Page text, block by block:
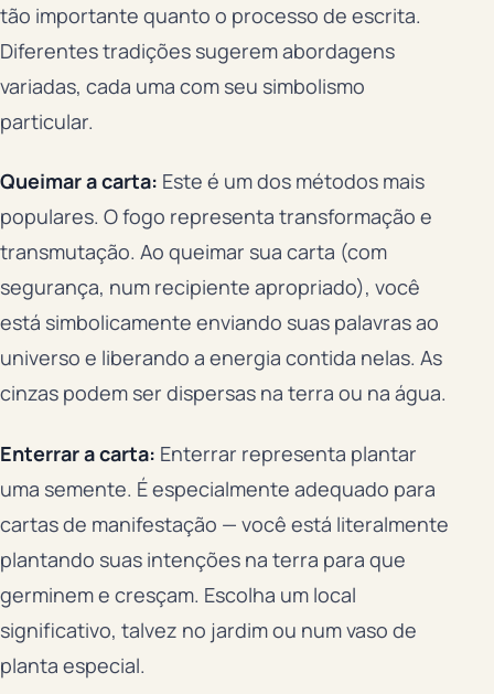
tão importante quanto o processo de escrita.
Diferentes tradições sugerem abordagens
variadas, cada uma com seu simbolismo
particular.
Queimar a carta: Este é um dos métodos mais
populares. O fogo representa transformação e
transmutação. Ao queimar sua carta (com
segurança, num recipiente apropriado), você
está simbolicamente enviando suas palavras ao
universo e liberando a energia contida nelas. As
cinzas podem ser dispersas na terra ou na água.
Enterrar a carta: Enterrar representa plantar
uma semente. É especialmente adequado para
cartas de manifestação — você está literalmente
plantando suas intenções na terra para que
germinem e cresçam. Escolha um local
significativo, talvez no jardim ou num vaso de
planta especial.